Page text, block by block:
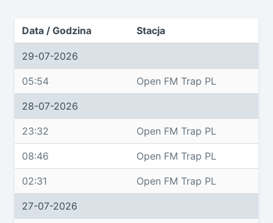
Data / Godzina Stacja
29-07-2026
05:54 Open FM Trap PL
28-07-2026
23:32 Open FM Trap PL
08:46 Open FM Trap PL
02:31 Open FM Trap PL
27-07-2026